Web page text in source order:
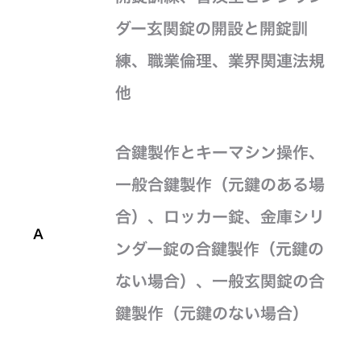
ダー玄関錠の開設と開錠訓
練、職業倫理、業界関連法規
他
A
合鍵製作とキーマシン操作、
一般合鍵製作（元鍵のある場
合）、ロッカー錠、金庫シリ
ンダー錠の合鍵製作（元鍵の
ない場合）、一般玄関錠の合
鍵製作（元鍵のない場合）